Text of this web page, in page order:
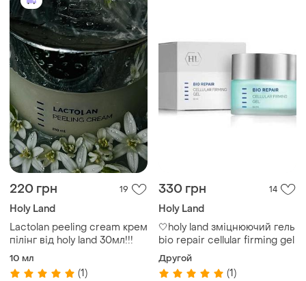
220 грн 19
Holy Land
Lactolan peeling cream крем
пілінг від holy land 30мл!!!
10 мл
(1)
330 грн 14
Holy Land
🤍holy land зміцнюючий гель
bio repair cellular firming gel
Другой
(1)